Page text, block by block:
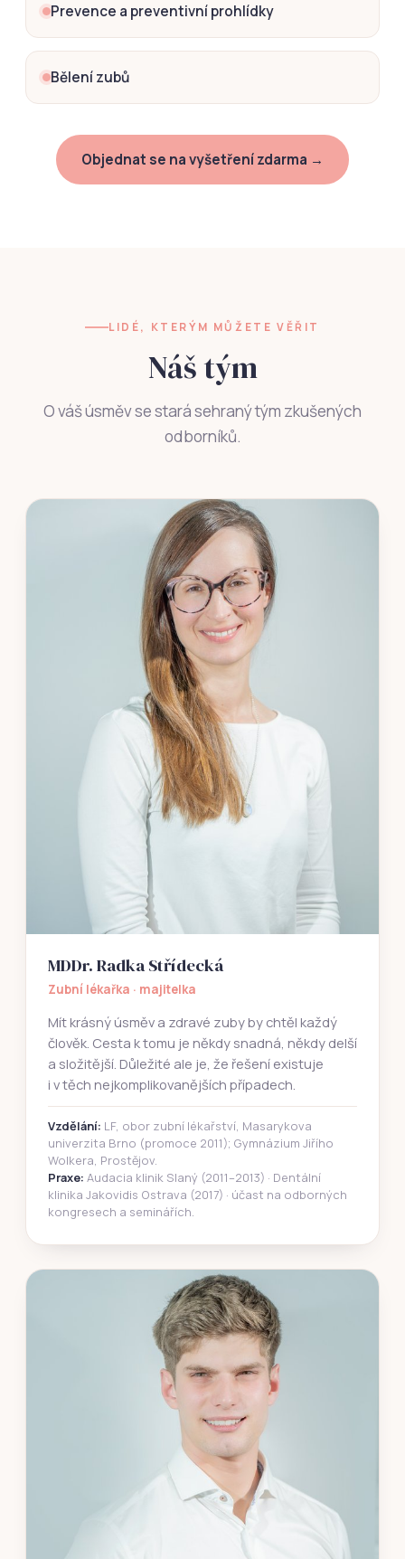
Prevence a preventivní prohlídky
Bělení zubů
Objednat se na vyšetření zdarma →
LIDÉ, KTERÝM MŮŽETE VĚŘIT
Náš tým
O váš úsměv se stará sehraný tým zkušených
odborníků.
MDDr. Radka Střídecká
Zubní lékařka · majitelka
Mít krásný úsměv a zdravé zuby by chtěl každý
člověk. Cesta k tomu je někdy snadná, někdy delší
a složitější. Důležité ale je, že řešení existuje
i v těch nejkomplikovanějších případech.
Vzdělání: LF, obor zubní lékařství, Masarykova
univerzita Brno (promoce 2011); Gymnázium Jiřího
Wolkera, Prostějov.
Praxe: Audacia klinik Slaný (2011–2013) · Dentální
klinika Jakovidis Ostrava (2017) · účast na odborných
kongresech a seminářích.